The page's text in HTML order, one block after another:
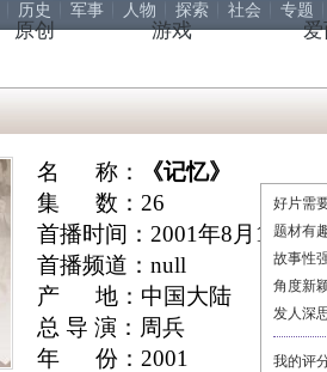
历史 军事 人物 探索 社会 专题
原创 游戏 爱
名 称：
《记忆》
集 数：26
首播时间：2001年8月18日
首播频道：null
产 地：中国大陆
总 导 演：周兵
年 份：2001
好片需
题材有
故事性
角度新
发人深
我的评